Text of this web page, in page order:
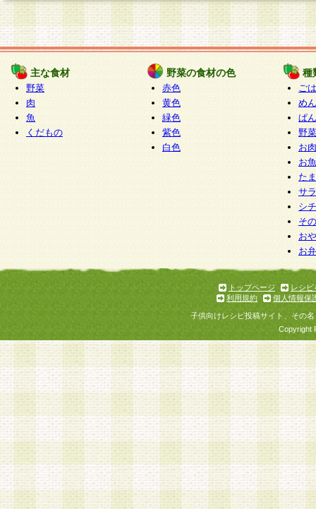
主な食材
野菜
肉
魚
くだもの
野菜の食材の色
赤色
黄色
緑色
紫色
白色
種
ご
めん
ぱん
野
お
お
た
サ
シ
そ
お
お
トップページ
レシピ
利用規約
個人情報保
子供向けレシピ投稿サイト、その
Copyright